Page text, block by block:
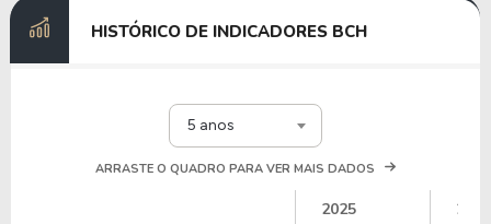
HISTÓRICO DE INDICADORES BCH
5 anos
ARRASTE O QUADRO PARA VER MAIS DADOS
2025 2024